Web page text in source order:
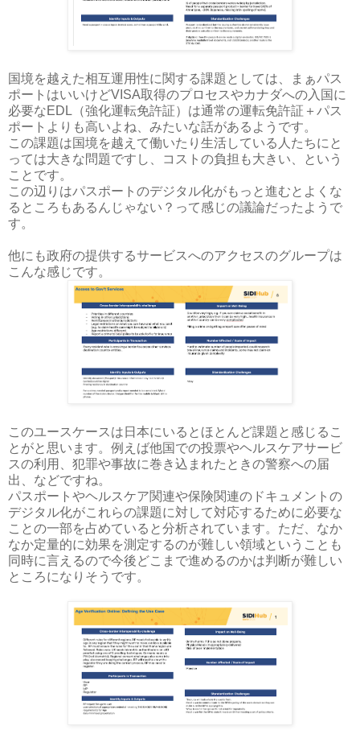
国境を越えた相互運用性に関する課題としては、まぁパス
ポートはいいけどVISA取得のプロセスやカナダへの入国に
必要なEDL（強化運転免許証）は通常の運転免許証＋パス
ポートよりも高いよね、みたいな話があるようです。
この課題は国境を越えて働いたり生活している人たちにと
っては大きな問題ですし、コストの負担も大きい、という
ことです。
この辺りはパスポートのデジタル化がもっと進むとよくな
るところもあるんじゃない？って感じの議論だったようで
す。
他にも政府の提供するサービスへのアクセスのグループは
こんな感じです。
このユースケースは日本にいるとほとんど課題と感じるこ
とがと思います。例えば他国での投票やヘルスケアサービ
スの利用、犯罪や事故に巻き込まれたときの警察への届
出、などですね。
パスポートやヘルスケア関連や保険関連のドキュメントの
デジタル化がこれらの課題に対して対応するために必要な
ことの一部を占めていると分析されています。ただ、なか
なか定量的に効果を測定するのが難しい領域ということも
同時に言えるので今後どこまで進めるのかは判断が難しい
ところになりそうです。